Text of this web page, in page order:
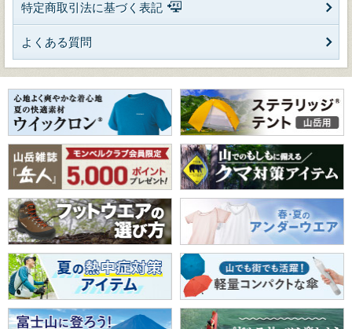
特定商取引法に基づく表記
よくある質問